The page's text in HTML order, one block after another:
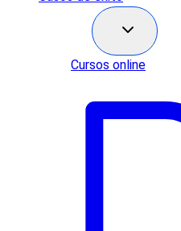
Cursos online